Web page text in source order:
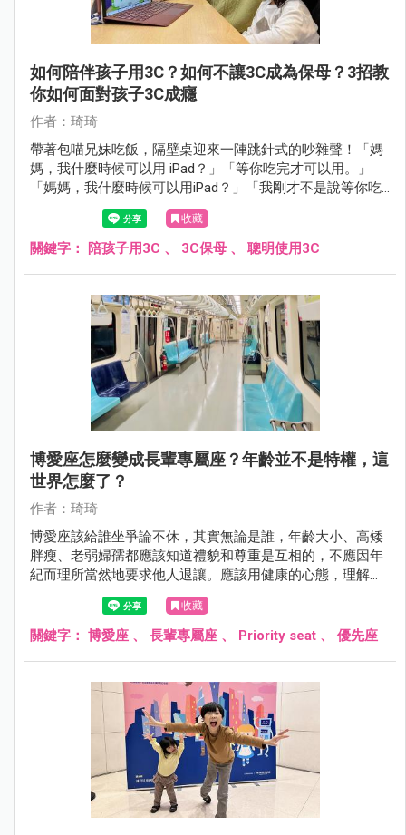
如何陪伴孩子用3C？如何不讓3C成為保母？3招教
你如何面對孩子3C成癮
作者：琦琦
帶著包喵兄妹吃飯，隔壁桌迎來一陣跳針式的吵雜聲！「媽
媽，我什麼時候可以用 iPad？」「等你吃完才可以用。」
「媽媽，我什麼時候可以用iPad？」「我剛才不是說等你吃
完才可以用嗎？」「媽媽，我……」，就這樣約莫 10 歲大的
男孩不斷跳針式的詢問，彷彿多問幾次媽媽就會心軟答應般
的繼續問，然而整場吃飯下來，媽媽仍沒鬆口，只是我瞄
收藏
關鍵字： 陪孩子用3C 、 3C保母 、 聰明使用3C
博愛座怎麼變成長輩專屬座？年齡並不是特權，這
世界怎麼了？
作者：琦琦
博愛座該給誰坐爭論不休，其實無論是誰，年齡大小、高矮
胖瘦、老弱婦孺都應該知道禮貌和尊重是互相的，不應因年
紀而理所當然地要求他人退讓。應該用健康的心態，理解每
個人可能的需求，而不是站在道德制高點去批評他人。
收藏
關鍵字： 博愛座 、 長輩專屬座 、 Priority seat 、 優先座